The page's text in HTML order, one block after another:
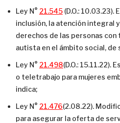
Ley N° 21.545 (D.O.:
inclusión, la atención integral
derechos de las personas
autista en el ámbito social, de
Ley N° 21.498(D.O.: 15.11.22).
o teletrabajo para mujeres
indica;
Ley N° 21.476(2.08.22).
para asegurar la oferta de